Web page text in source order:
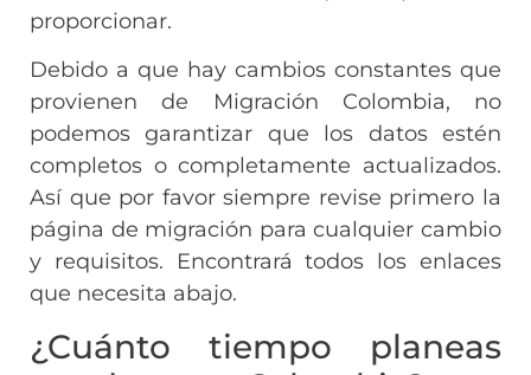
proporcionar.
Debido a que hay cambios constantes que
provienen de Migración Colombia, no
podemos garantizar que los datos estén
completos o completamente actualizados.
Así que por favor siempre revise primero la
página de migración para cualquier cambio
y requisitos. Encontrará todos los enlaces
que necesita abajo.
¿Cuánto tiempo planeas